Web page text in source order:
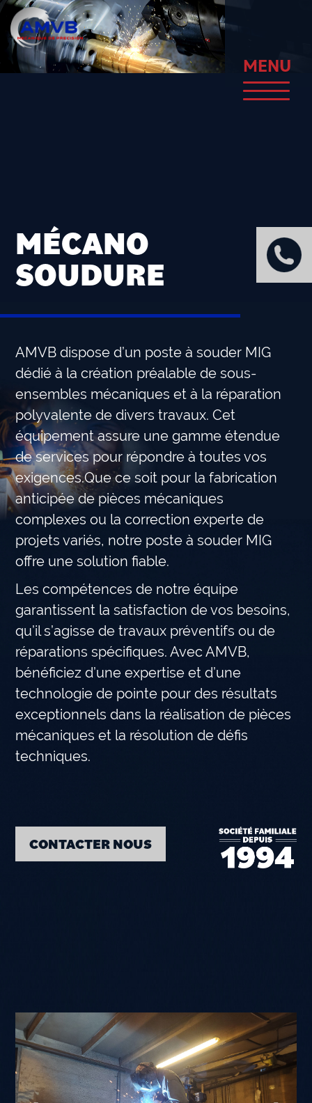
Aller
contenu
principal
MENU
MÉCANO
SOUDURE
AMVB dispose d’un poste à souder MIG
dédié à la création préalable de sous-
ensembles mécaniques et à la réparation
polyvalente de divers travaux. Cet
équipement assure une gamme étendue
de services pour répondre à toutes vos
exigences.Que ce soit pour la fabrication
anticipée de pièces mécaniques
complexes ou la correction experte de
projets variés, notre poste à souder MIG
offre une solution fiable.
Les compétences de notre équipe
garantissent la satisfaction de vos besoins,
qu’il s’agisse de travaux préventifs ou de
réparations spécifiques. Avec AMVB,
bénéficiez d’une expertise et d’une
technologie de pointe pour des résultats
exceptionnels dans la réalisation de pièces
mécaniques et la résolution de défis
techniques.
CONTACTER NOUS